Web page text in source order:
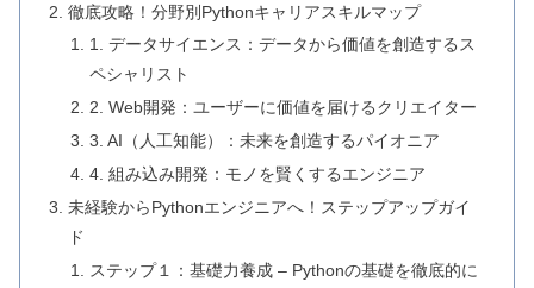
徹底攻略！分野別Pythonキャリアスキルマップ
1. データサイエンス：データから価値を創造するス
ペシャリスト
2. Web開発：ユーザーに価値を届けるクリエイター
3. AI（人工知能）：未来を創造するパイオニア
4. 組み込み開発：モノを賢くするエンジニア
未経験からPythonエンジニアへ！ステップアップガイ
ド
ステップ１：基礎力養成 – Pythonの基礎を徹底的に